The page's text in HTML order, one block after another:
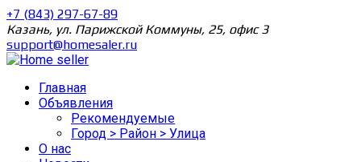
+7 (843) 297-67-89
Казань, ул. Парижской Коммуны, 25, офис 3
support@homesaler.ru
Главная
Объявления
Рекомендуемые
Город > Район > Улица
О нас